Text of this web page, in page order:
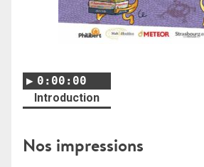
0:00:00
Introduction
Nos impressions